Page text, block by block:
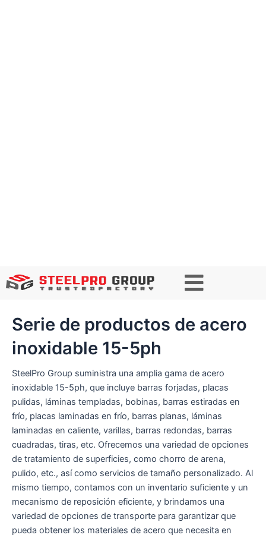
Serie de productos de acero
inoxidable 15-5ph
SteelPro Group suministra una amplia gama de acero
inoxidable 15-5ph, que incluye barras forjadas, placas
pulidas, láminas templadas, bobinas, barras estiradas en
frío, placas laminadas en frío, barras planas, láminas
laminadas en caliente, varillas, barras redondas, barras
cuadradas, tiras, etc. Ofrecemos una variedad de opciones
de tratamiento de superficies, como chorro de arena,
pulido, etc., así como servicios de tamaño personalizado. Al
mismo tiempo, contamos con un inventario suficiente y un
mecanismo de reposición eficiente, y brindamos una
variedad de opciones de transporte para garantizar que
pueda obtener los materiales de acero que necesita en